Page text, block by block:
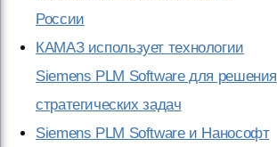
России
КАМАЗ использует технологии
Siemens PLM Software для решения
стратегических задач
Siemens PLM Software и Нанософт